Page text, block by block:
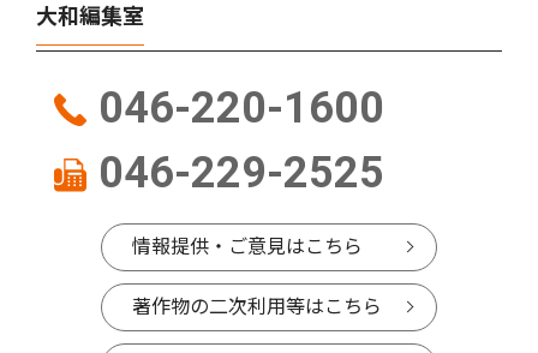
大和編集室
046-220-1600
046-229-2525
情報提供・ご意見はこちら
著作物の二次利用等はこちら